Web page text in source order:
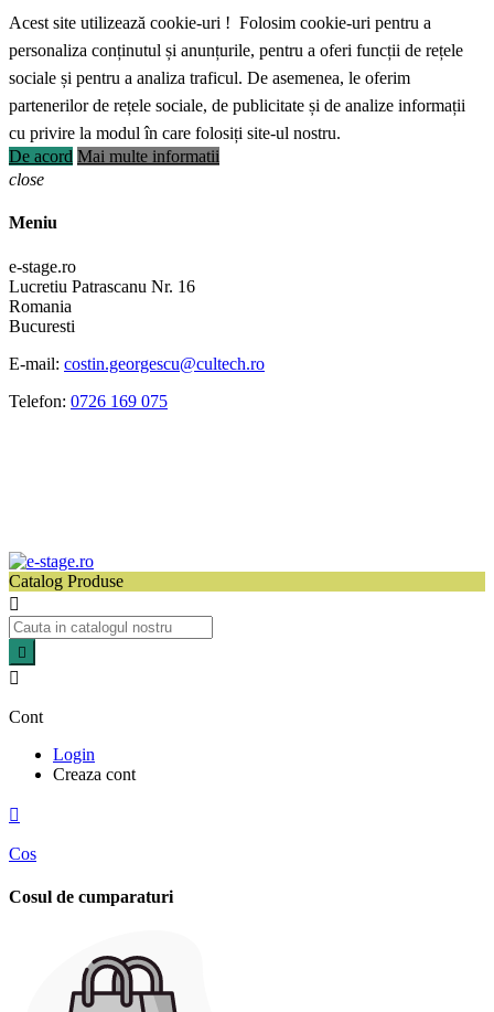
Acest site utilizează cookie-uri ! Folosim cookie-uri pentru a
personaliza conținutul și anunțurile, pentru a oferi funcții de rețele
sociale și pentru a analiza traficul. De asemenea, le oferim
partenerilor de rețele sociale, de publicitate și de analize informații
cu privire la modul în care folosiți site-ul nostru.
De acord Mai multe informatii
close
Meniu
e-stage.ro
Lucretiu Patrascanu Nr. 16
Romania
Bucuresti
E-mail: costin.georgescu@cultech.ro
Telefon: 0726 169 075
Catalog Produse



Cont
Login
Creaza cont

Cos
Cosul de cumparaturi